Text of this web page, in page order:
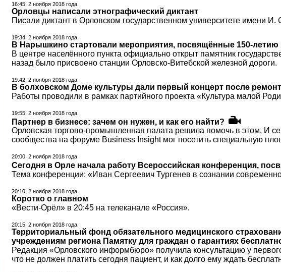
16:45, 2 ноября 2018 года
Орловцы написали этнографический диктант
Писали диктант в Орловском государственном университете имени И.
19:34, 2 ноября 2018 года
В Нарышкино стартовали мероприятия, посвящённые 150-летию
В центре населённого пункта официально открыт памятник
назад было присвоено станции Орловско-Витебской железной дороги.
19:42, 2 ноября 2018 года
В болховском Доме культуры дали первый концерт после
Работы проводили в рамках партийного проекта «Культура малой
19:55, 2 ноября 2018 года
Партнер в бизнесе: зачем он нужен, и как его найти?
Орловская торгово-промышленная палата решила помочь в этом. И
сообщества на форуме Business Insight мог посетить специальную
20:00, 2 ноября 2018 года
Сегодня в Орле начала работу Всероссийская конференция,
Тема конференции: «Иван Сергеевич Тургенев в сознании
20:10, 2 ноября 2018 года
Коротко о главном
«Вести-Орёл» в 20:45 на телеканале «Россия».
20:15, 2 ноября 2018 года
Территориальный фонд обязательного медицинского
учреждениям региона Памятку для граждан о гарантиях
Редакция «Орловского информбюро» получила консультацию у
что не должен платить сегодня пациент, и как долго ему ждать